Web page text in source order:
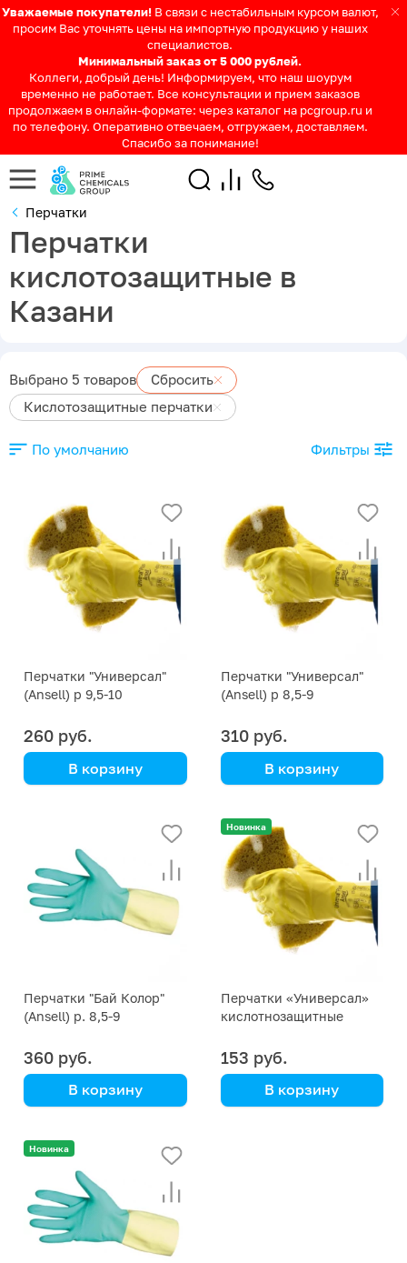
Уважаемые покупатели! В связи с нестабильным курсом валют,
просим Вас уточнять цены на импортную продукцию у наших
специалистов.
Минимальный заказ от 5 000 рублей.
Коллеги, добрый день! Информируем, что наш шоурум
временно не работает. Все консультации и прием заказов
продолжаем в онлайн-формате: через каталог на pcgroup.ru и
по телефону. Оперативно отвечаем, отгружаем, доставляем.
Спасибо за понимание!
Перчатки
Перчатки
кислотозащитные в
Казани
Выбрано 5 товаров
Сбросить
Кислотозащитные перчатки
По умолчанию Фильтры
Перчатки "Универсал"
(Ansell) р 9,5-10
260 руб.
В корзину
Перчатки "Универсал"
(Ansell) р 8,5-9
310 руб.
В корзину
Перчатки "Бай Колор"
(Ansell) р. 8,5-9
360 руб.
В корзину
Новинка
Перчатки «Универсал»
кислотнозащитные
153 руб.
В корзину
Новинка